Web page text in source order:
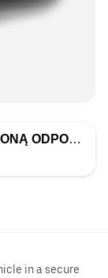
in a secure